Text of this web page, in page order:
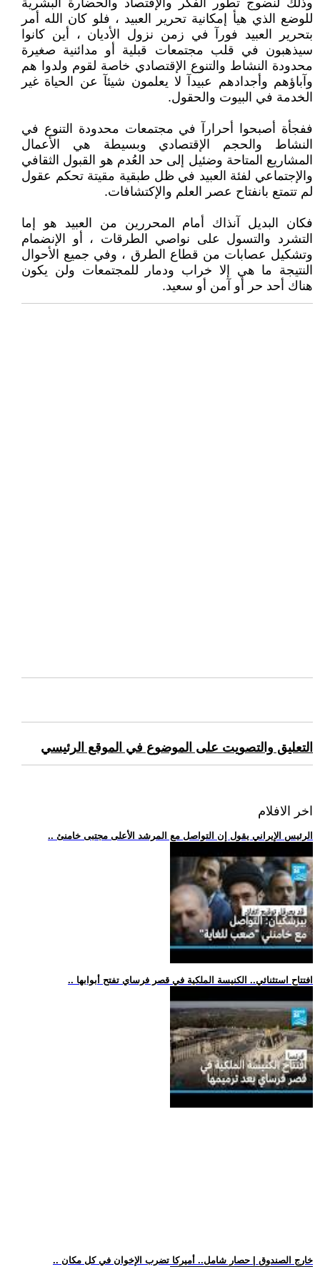
وذلك لنضوج تطور الفكر والإقتصاد والحضارة البشرية
للوضع الذي هيأ إمكانية تحرير العبيد ، فلو كان الله أمر
بتحرير العبيد فورآ في زمن نزول الأديان ، أين كانوا
سيذهبون في قلب مجتمعات قبلية أو مدائنية صغيرة
محدودة النشاط والتنوع الإقتصادي خاصة لقوم ولدوا هم
وآباؤهم وأجدادهم عبيدآ لا يعلمون شيئآ عن الحياة غير
الخدمة في البيوت والحقول.
ففجأة أصبحوا أحرارآ في مجتمعات محدودة التنوع في
النشاط والحجم الإقتصادي وبسيطة هي الأعمال
المشاريع المتاحة وضئيل إلى حد العُدم هو القبول الثقافي
والإجتماعي لفئة العبيد في ظل طبقية مقيتة تحكم عقول
لم تتمتع بانفتاح عصر العلم والإكتشافات.
فكان البديل آنذاك أمام المحررين من العبيد هو إما
التشرد والتسول على نواصي الطرقات ، أو الإنضمام
وتشكيل عصابات من قطاع الطرق ، وفي جميع الأحوال
النتيجة ما هي إلا خراب ودمار للمجتمعات ولن يكون
هناك أحد حر أو آمن أو سعيد.
التعليق والتصويت على الموضوع في الموقع الرئيسي
اخر الافلام
.. الرئيس الإيراني يقول إن التواصل مع المرشد الأعلى مجتبى خامنئ
.. افتتاح استثنائي.. الكنيسة الملكية في قصر فرساي تفتح أبوابها
.. خارج الصندوق | حصار شامل.. أميركا تضرب الإخوان في كل مكان